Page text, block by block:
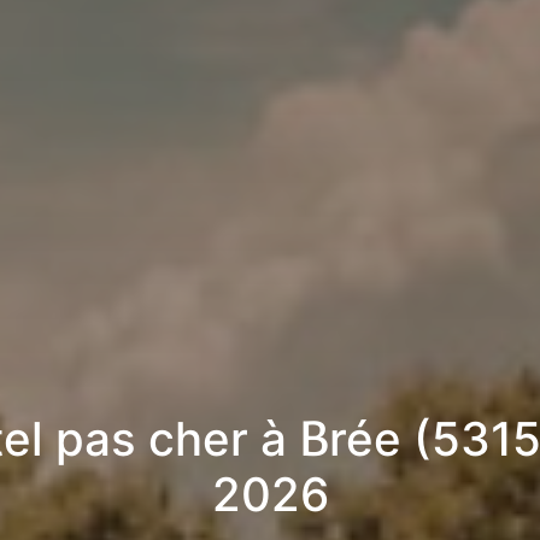
pas cher à Brée
2026